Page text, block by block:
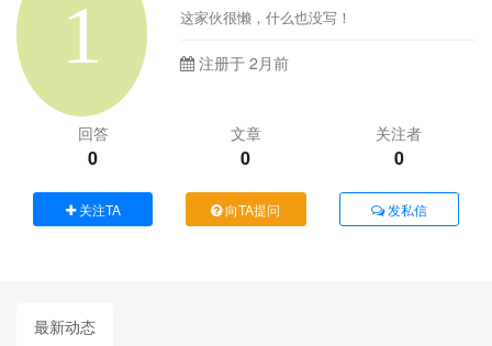
这家伙很懒，什么也没写！
注册于 2月前
回答
0
文章
0
关注者
0
关注TA 向TA提问 发私信
最新动态